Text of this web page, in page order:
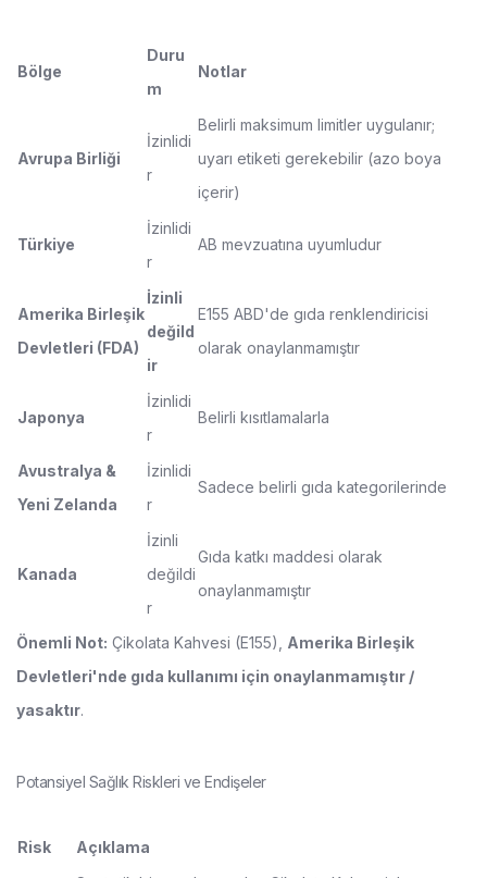
Bölge
Duru
m
Notlar
Avrupa Birliği
İzinlidi
r
Belirli maksimum limitler uygulanır;
uyarı etiketi gerekebilir (azo boya
içerir)
Türkiye
İzinlidi
r
AB mevzuatına uyumludur
Amerika Birleşik
Devletleri (FDA)
İzinli
değild
ir
E155 ABD'de gıda renklendiricisi
olarak onaylanmamıştır
Japonya
İzinlidi
r
Belirli kısıtlamalarla
Avustralya &
Yeni Zelanda
İzinlidi
r
Sadece belirli gıda kategorilerinde
Kanada
İzinli
değildi
r
Gıda katkı maddesi olarak
onaylanmamıştır
Önemli Not: Çikolata Kahvesi (E155), Amerika Birleşik
Devletleri'nde gıda kullanımı için onaylanmamıştır /
yasaktır.
Potansiyel Sağlık Riskleri ve Endişeler
Risk Açıklama